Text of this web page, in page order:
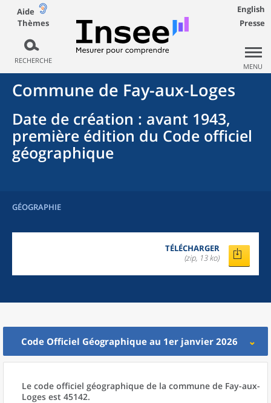
Aide
Thèmes
RECHERCHE
English
Presse
MENU
Commune de Fay-aux-Loges
Date de création : avant 1943,
première édition du Code officiel
géographique
GÉOGRAPHIE
TÉLÉCHARGER
(zip, 13 ko)
Code Officiel Géographique au 1er janvier 2026
Le code officiel géographique de la commune de Fay-aux-
Loges est 45142.